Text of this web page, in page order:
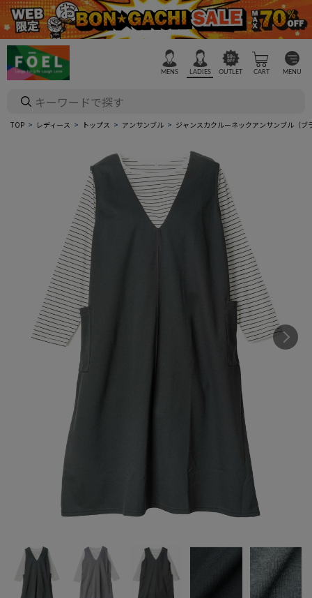
MENS LADIES OUTLET CART MENU
TOP レディース トップス アンサンブル ジャンスカクルーネックアンサンブル（ブ